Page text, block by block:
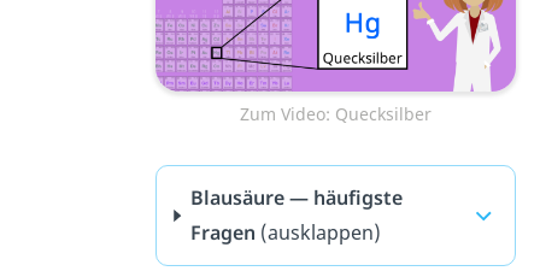
Zum Video: Quecksilber
Blausäure — häufigste
Fragen (ausklappen)